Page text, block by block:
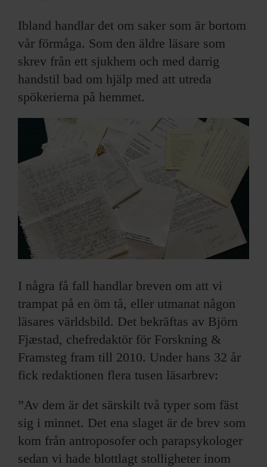
Ibland handlar det om saker som är bortom
vår förmåga. Som den äldre läsare som
skrev från ett sjukhem och med darrig
handstil bad om hjälp med att utreda
spökerierna på hemmet.
I några få fall handlar breven om att vi
trampat på en öm tå, eller utmanat någon
läsares världsbild. Det bekräftas av Björn
Fjæstad, chefredaktör för Forskning &
Framsteg fram till 2010. Under hans 32 år
fick redaktionen flera tusen läsarbrev:
”Av dem är det särskilt två typer som fäst
sig i minnet. Det ena slaget är de brev som
kom från antroposofer och parapsykologer
sedan vi hade blottlagt stolligheter inom